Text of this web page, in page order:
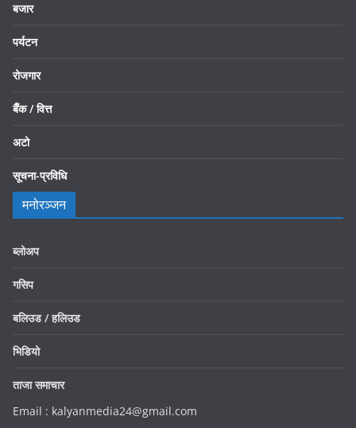
बजार
पर्यटन
रोजगार
बैँक / वित्त
अटो
सूचना-प्रविधि
मनोरञ्जन
ब्लोअप
गसिप
बलिउड / हलिउड
भिडियो
ताजा समाचार
Email : kalyanmedia24@gmail.com